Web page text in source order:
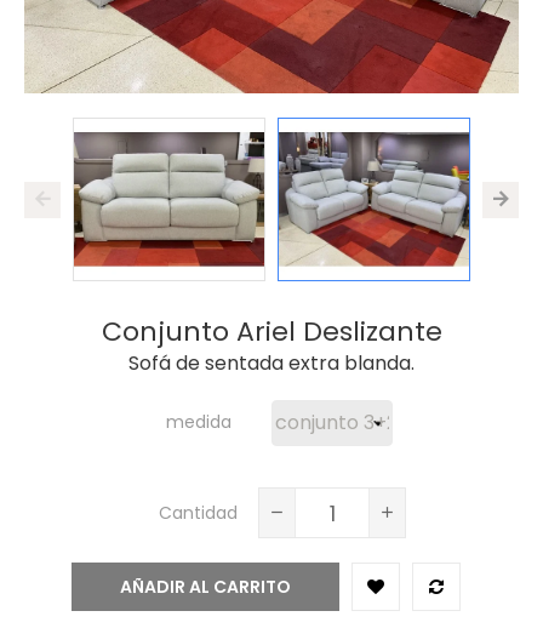
Conjunto Ariel Deslizante
Sofá de sentada extra blanda.
medida
Cantidad
AÑADIR AL CARRITO